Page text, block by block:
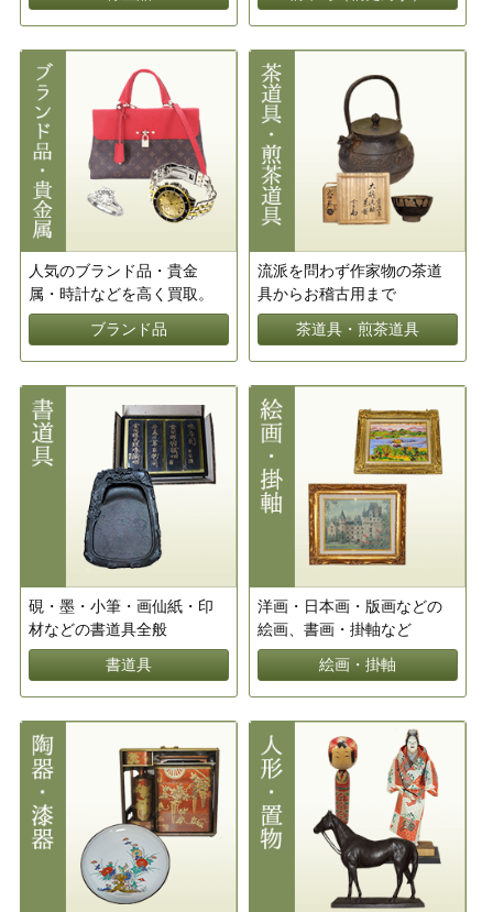
人気のブランド品・貴金
属・時計などを高く買取。
ブランド品
流派を問わず作家物の茶道
具からお稽古用まで
茶道具・煎茶道具
硯・墨・小筆・画仙紙・印
材などの書道具全般
書道具
洋画・日本画・版画などの
絵画、書画・掛軸など
絵画・掛軸